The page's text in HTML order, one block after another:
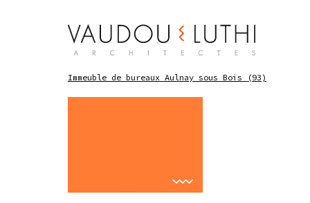
Immeuble de bureaux Aulnay sous Bois (93)